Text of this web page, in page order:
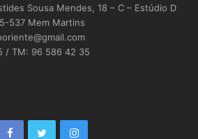
Sousa Mendes, 18 – C – Estúdio D
537 Mem Martins
/ TM: 96 586 42 35